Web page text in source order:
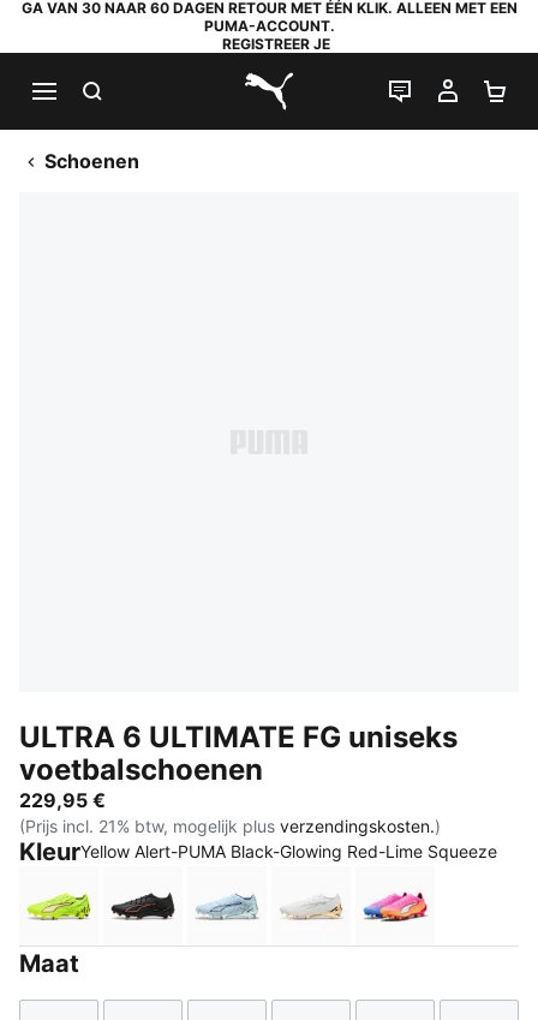
GA VAN 30 NAAR 60 DAGEN RETOUR MET ÉÉN KLIK. ALLEEN MET EEN
PUMA-ACCOUNT.
REGISTREER JE
PUMA.com
LIVE CHAT
MIJN
Schoenen
ULTRA 6 ULTIMATE FG uniseks
voetbalschoenen
229,95 €
(Prijs incl. 21% btw, mogelijk plus verzendingskosten.)
KleurYellow Alert-PUMA Black-Glowing Red-Lime Squeeze
Yellow Alert-PUMA Black-Glowing Red-Lime
PUMA Black-PUMA Red
Icy Blue-PUMA White-Blue Jewel
PUMA White-Metallic
Poison Pink-
Maat